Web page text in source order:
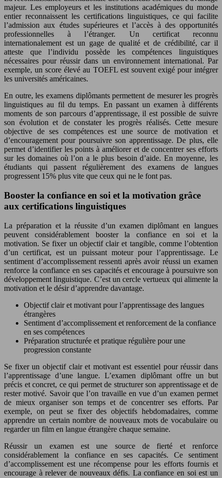
majeur. Les employeurs et les institutions académiques du monde
entier reconnaissent les certifications linguistiques, ce qui facilite
l’admission aux études supérieures et l’accès à des opportunités
professionnelles à l’étranger. Un certificat reconnu
internationalement est un gage de qualité et de crédibilité, car il
atteste que l’individu possède les compétences linguistiques
nécessaires pour réussir dans un environnement international. Par
exemple, un score élevé au TOEFL est souvent exigé pour intégrer
les universités américaines.
En outre, les examens diplômants permettent de mesurer les progrès
linguistiques au fil du temps. En passant un examen à différents
moments de son parcours d’apprentissage, il est possible de suivre
son évolution et de constater les progrès réalisés. Cette mesure
objective de ses compétences est une source de motivation et
d’encouragement pour poursuivre son apprentissage. De plus, elle
permet d’identifier les points à améliorer et de concentrer ses efforts
sur les domaines où l’on a le plus besoin d’aide. En moyenne, les
étudiants qui passent régulièrement des examens de langues
progressent 15% plus vite que ceux qui ne le font pas.
Booster la confiance en soi et la motivation grâce
aux certifications linguistiques
La préparation et la réussite d’un examen diplômant en langues
peuvent considérablement booster la confiance en soi et la
motivation. Se fixer un objectif clair et tangible, comme l’obtention
d’un certificat, est un puissant moteur pour l’apprentissage. Le
sentiment d’accomplissement ressenti après avoir réussi un examen
renforce la confiance en ses capacités et encourage à poursuivre son
développement linguistique. C’est un cercle vertueux qui alimente la
motivation et le désir d’apprendre davantage.
Objectif clair et motivant pour l’apprentissage des langues
étrangères
Sentiment d’accomplissement et renforcement de la confiance
en ses compétences
Préparation structurée et pratique régulière pour une
progression constante
Se fixer un objectif clair et motivant est essentiel pour réussir dans
l’apprentissage d’une langue. L’examen diplômant offre un but
précis et concret, ce qui permet de structurer son apprentissage et de
rester motivé. Savoir que l’on travaille en vue d’un examen permet
de mieux organiser son temps et de concentrer ses efforts. Par
exemple, on peut se fixer des objectifs hebdomadaires, comme
apprendre un certain nombre de nouveaux mots de vocabulaire ou
regarder un film en langue étrangère chaque semaine.
Réussir un examen est une source de fierté et renforce
considérablement la confiance en ses capacités. Ce sentiment
d’accomplissement est une récompense pour les efforts fournis et
encourage à relever de nouveaux défis. La confiance en soi est un